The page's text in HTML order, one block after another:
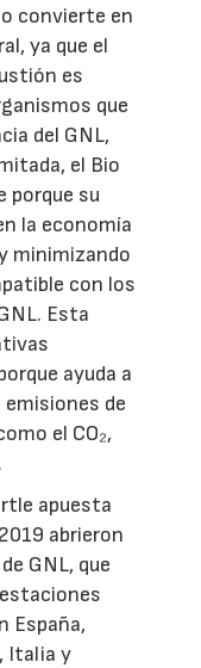
convierte en
ya que el
es
que
del GNL,
el Bio
porque su
la economía
minimizando
con los
Esta
ayuda a
de
el CO₂,
apuesta
abrieron
GNL, que
España,
Italia y